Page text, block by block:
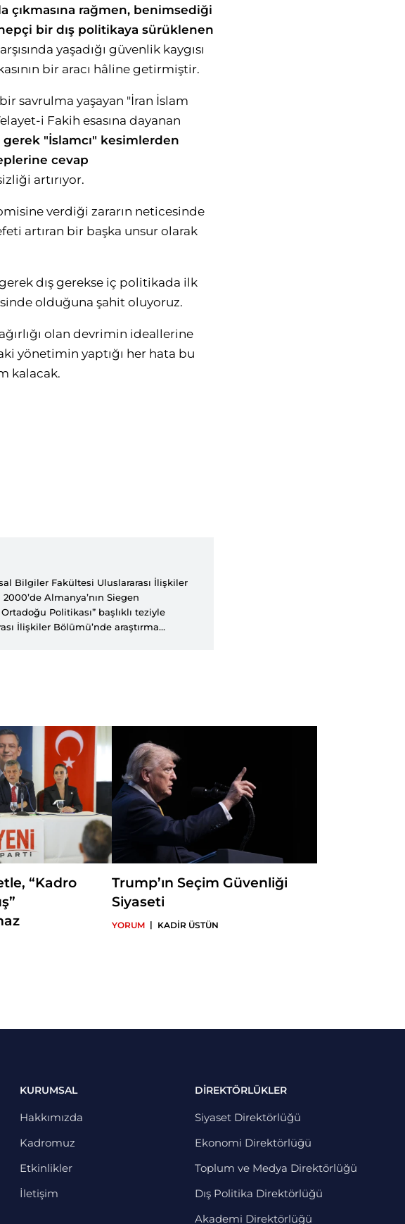
çıkmasına rağmen, benimsediği
bir dış politikaya sürüklenen
yaşadığı güvenlik kaygısı
bir aracı hâline getirmiştir.
savrulma yaşayan "İran İslam
i Fakih esasına dayanan
gerek "İslamcı" kesimlerden
cevap
artırıyor.
verdiği zararın neticesinde
artıran bir başka unsur olarak
dış gerekse iç politikada ilk
olduğuna şahit oluyoruz.
olan devrimin ideallerine
yönetimin yaptığı her hata bu
kalacak.
Bilgiler Fakültesi Uluslararası İlişkiler
Almanya’nın Siegen
Ortadoğu Politikası” başlıklı teziyle
İlişkiler Bölümü’nde araştırma
Blaetter für Deutsche und
Dergisi ve Insight Turkey gibi
yayımlandı. Halen Sakarya
Bölümü’nde Ortadoğu çalışmaları
proje araştırmacısı olarak görev
“Kadro
Trump’ın Seçim Güvenliği
Siyaseti
YORUM | KADİR ÜSTÜN
KURUMSAL
Hakkımızda
Kadromuz
Etkinlikler
İletişim
DİREKTÖRLÜKLER
Siyaset Direktörlüğü
Ekonomi Direktörlüğü
Toplum ve Medya Direktörlüğü
Dış Politika Direktörlüğü
Akademi Direktörlüğü